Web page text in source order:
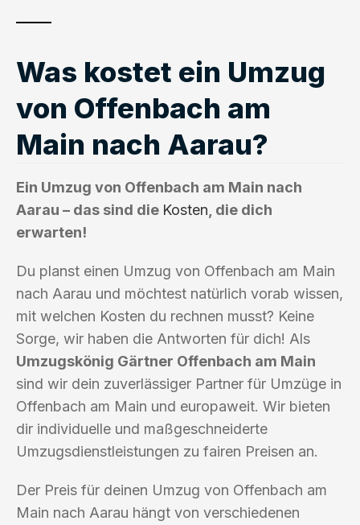
Was kostet ein Umzug
von Offenbach am
Main nach Aarau?
Ein Umzug von Offenbach am Main nach
Aarau – das sind die Kosten , die dich
erwarten!
Du planst einen Umzug von Offenbach am Main
nach Aarau und möchtest natürlich vorab wissen,
mit welchen Kosten du rechnen musst? Keine
Sorge, wir haben die Antworten für dich! Als
Umzugskönig Gärtner Offenbach am Main
sind wir dein zuverlässiger Partner für Umzüge in
Offenbach am Main und europaweit. Wir bieten
dir individuelle und maßgeschneiderte
Umzugsdienstleistungen zu fairen Preisen an.
Der Preis für deinen Umzug von Offenbach am
Main nach Aarau hängt von verschiedenen